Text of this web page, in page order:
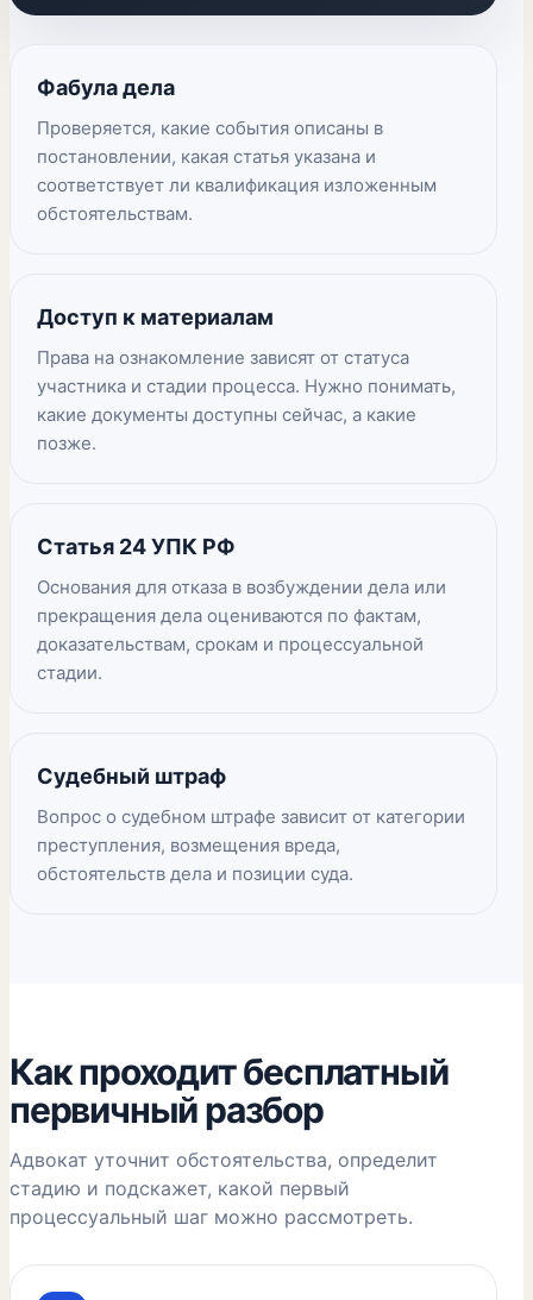
Фабула дела
Проверяется, какие события описаны в
постановлении, какая статья указана и
соответствует ли квалификация изложенным
обстоятельствам.
Доступ к материалам
Права на ознакомление зависят от статуса
участника и стадии процесса. Нужно понимать,
какие документы доступны сейчас, а какие
позже.
Статья 24 УПК РФ
Основания для отказа в возбуждении дела или
прекращения дела оцениваются по фактам,
доказательствам, срокам и процессуальной
стадии.
Судебный штраф
Вопрос о судебном штрафе зависит от категории
преступления, возмещения вреда,
обстоятельств дела и позиции суда.
Как проходит бесплатный
первичный разбор
Адвокат уточнит обстоятельства, определит
стадию и подскажет, какой первый
процессуальный шаг можно рассмотреть.